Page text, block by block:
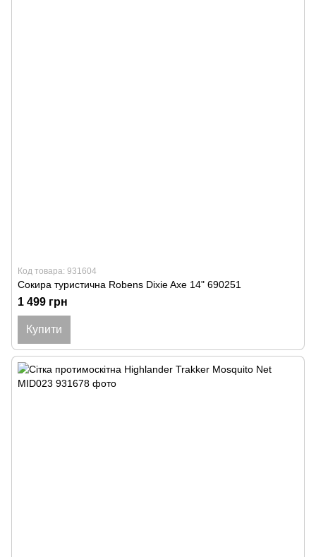
Код товара: 931604
Сокира туристична Robens Dixie Axe 14" 690251
1 499 грн
Купити